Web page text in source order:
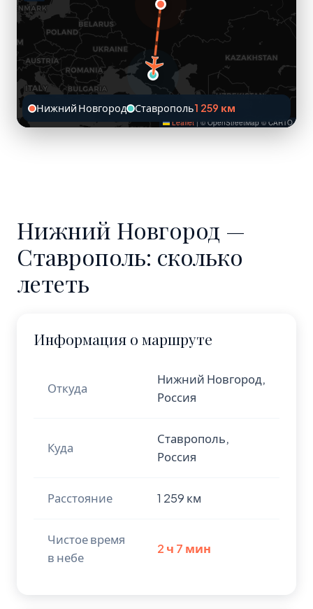
Leaflet | © OpenStreetMap © CARTO
Нижний Новгород Ставрополь1 259 км
Нижний Новгород —
Ставрополь: сколько
лететь
Информация о маршруте
Откуда
Нижний Новгород,
Россия
Куда
Ставрополь,
Россия
Расстояние 1 259 км
Чистое время
в небе
2 ч 7 мин